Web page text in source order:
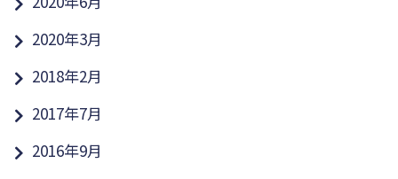
2020年3月
2018年2月
2017年7月
2016年9月